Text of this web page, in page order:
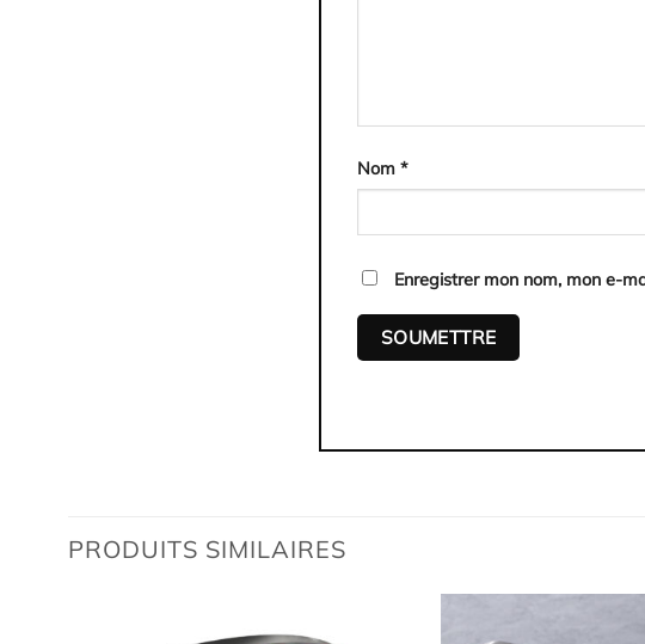
Nom *
Enregistrer mon nom, mon e-
PRODUITS SIMILAIRES